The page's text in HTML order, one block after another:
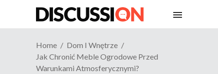
Home
Dom I Wnętrze
Jak Chronić Meble Ogrodowe Przed
Warunkami Atmosferycznymi?